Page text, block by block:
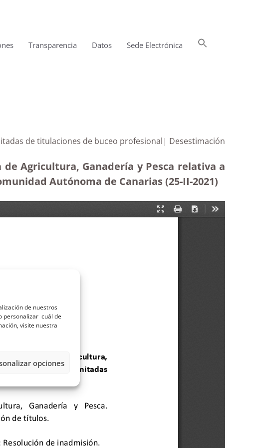
de nuestros
personalizar cuál de
visite nuestra
opciones
Transparencia Datos Sede Electrónica
de titulaciones de buceo profesional| Desestimación
Agricultura, Ganadería y Pesca relativa a
Autónoma de Canarias (25-II-2021)